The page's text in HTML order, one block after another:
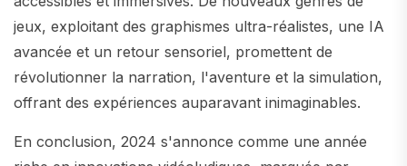
jeux, exploitant des graphismes ultra-réalistes, une IA
avancée et un retour sensoriel, promettent de
révolutionner la narration, l'aventure et la simulation,
offrant des expériences auparavant inimaginables​​.
En conclusion, 2024 s'annonce comme une année